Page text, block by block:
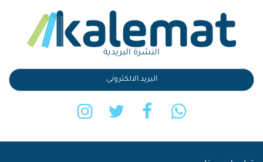
النشرة البريدية